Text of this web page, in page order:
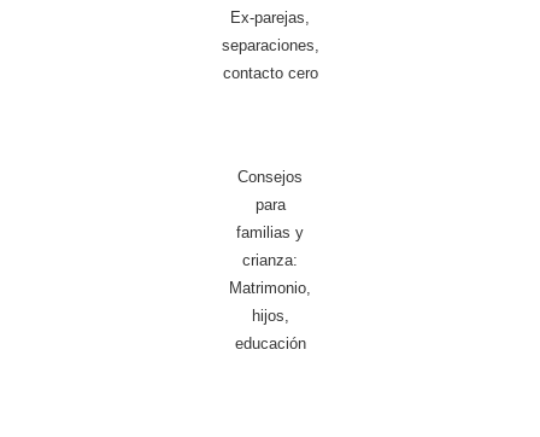
Ex-parejas,
separaciones,
contacto cero
Consejos
para
familias y
crianza:
Matrimonio,
hijos,
educación